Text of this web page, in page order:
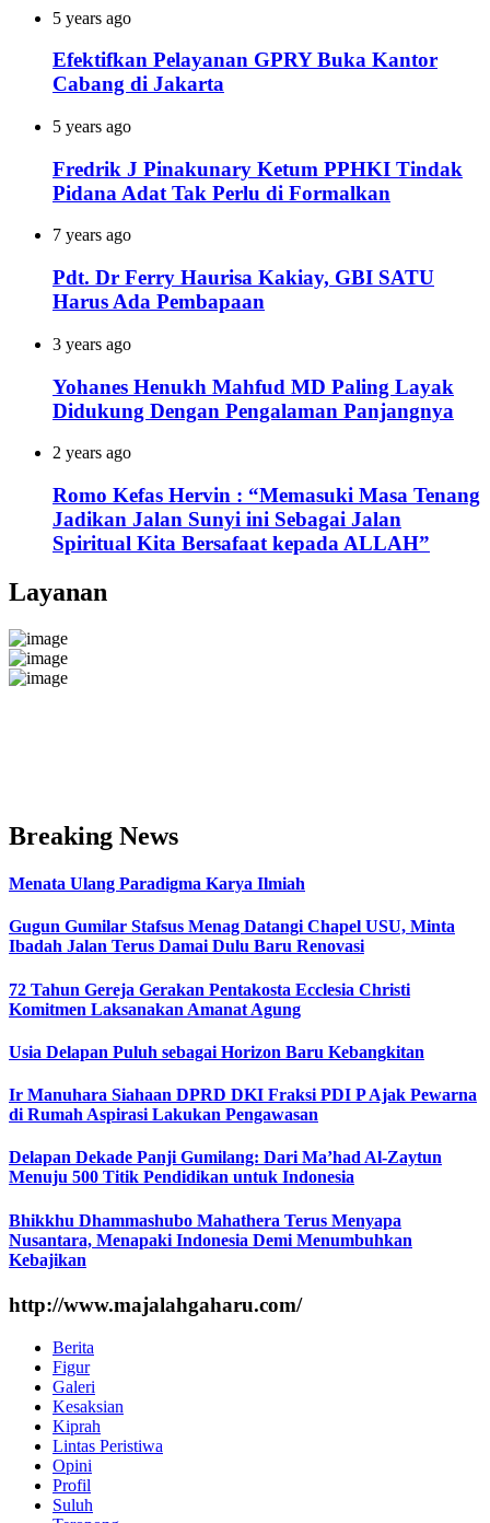
5 years ago
Efektifkan Pelayanan GPRY Buka Kantor
Cabang di Jakarta
5 years ago
Fredrik J Pinakunary Ketum PPHKI Tindak
Pidana Adat Tak Perlu di Formalkan
7 years ago
Pdt. Dr Ferry Haurisa Kakiay, GBI SATU
Harus Ada Pembapaan
3 years ago
Yohanes Henukh Mahfud MD Paling Layak
Didukung Dengan Pengalaman Panjangnya
2 years ago
Romo Kefas Hervin : “Memasuki Masa Tenang
Jadikan Jalan Sunyi ini Sebagai Jalan
Spiritual Kita Bersafaat kepada ALLAH”
Layanan
Breaking News
Menata Ulang Paradigma Karya Ilmiah
Gugun Gumilar Stafsus Menag Datangi Chapel USU, Minta
Ibadah Jalan Terus Damai Dulu Baru Renovasi
72 Tahun Gereja Gerakan Pentakosta Ecclesia Christi
Komitmen Laksanakan Amanat Agung
Usia Delapan Puluh sebagai Horizon Baru Kebangkitan
Ir Manuhara Siahaan DPRD DKI Fraksi PDI P Ajak Pewarna
di Rumah Aspirasi Lakukan Pengawasan
Delapan Dekade Panji Gumilang: Dari Ma’had Al-Zaytun
Menuju 500 Titik Pendidikan untuk Indonesia
Bhikkhu Dhammashubo Mahathera Terus Menyapa
Nusantara, Menapaki Indonesia Demi Menumbuhkan
Kebajikan
http://www.majalahgaharu.com/
Berita
Figur
Galeri
Kesaksian
Kiprah
Lintas Peristiwa
Opini
Profil
Suluh